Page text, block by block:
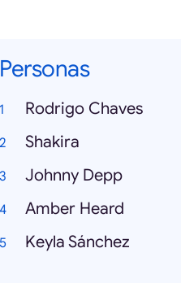
Personas
Rodrigo Chaves
Shakira
Johnny Depp
Amber Heard
Keyla Sánchez